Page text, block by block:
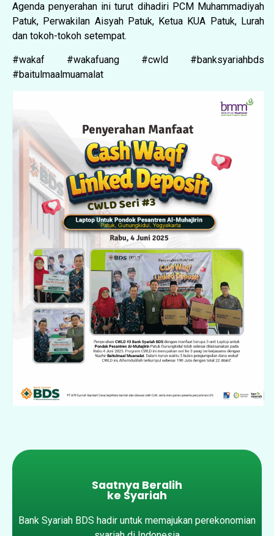
Agenda penyerahan ini turut dihadiri PCM Muhammadiyah
Patuk, Perwakilan Aisyah Patuk, Ketua KUA Patuk, Lurah
dan tokoh-tokoh setempat.
#wakaf #wakafuang #cwld
#banksyariahbds
#baitulmaalmuamalat
Saatnya Beralih
ke Syariah
Bank Syariah BDS hadir untuk memajukan perekonomian